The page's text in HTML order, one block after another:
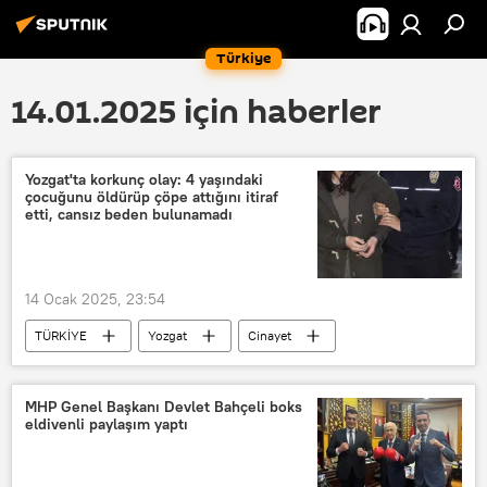
Türkiye
14.01.2025 için haberler
Yozgat'ta korkunç olay: 4 yaşındaki
çocuğunu öldürüp çöpe attığını itiraf
etti, cansız beden bulunamadı
14 Ocak 2025, 23:54
TÜRKİYE Yozgat
Cinayet
Çocuk
Çocuk cinayeti
ihbar
itiraf
MHP Genel Başkanı Devlet Bahçeli boks
eldivenli paylaşım yaptı